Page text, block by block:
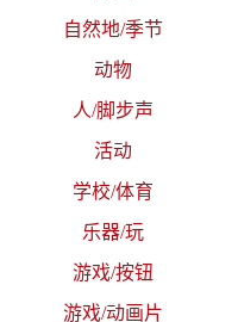
自然地/季节
动物
人/脚步声
活动
学校/体育
乐器/玩
游戏/按钮
游戏/动画片